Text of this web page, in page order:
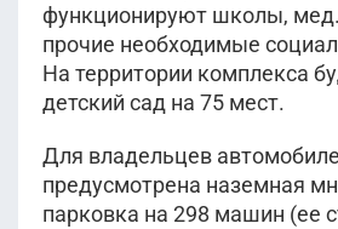
функционируют школы,
прочие необходимые
На территории комплекса
детский сад на 75 мест.
Для владельцев
предусмотрена наземная
парковка на 298 машин (ее